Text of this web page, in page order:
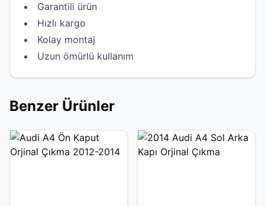
Garantili ürün
Hızlı kargo
Kolay montaj
Uzun ömürlü kullanım
Benzer Ürünler